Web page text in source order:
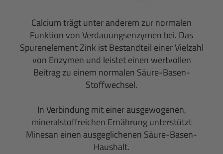
Calcium trägt unter anderem zur normalen
Funktion von Verdauungsenzymen bei. Das
Spurenelement Zink ist Bestandteil einer Vielzahl
von Enzymen und leistet einen wertvollen
Beitrag zu einem normalen Säure-Basen-
Stoffwechsel.
In Verbindung mit einer ausgewogenen,
mineralstoffreichen Ernährung unterstützt
Minesan einen ausgeglichenen Säure-Basen-
Haushalt.